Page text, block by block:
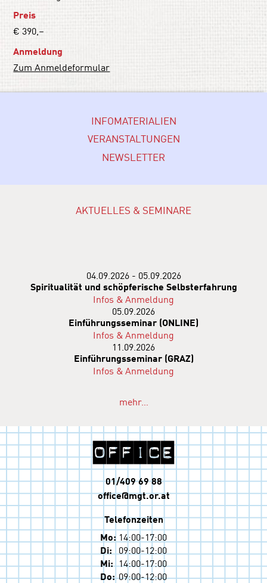
Preis
€ 390,–
Anmeldung
Zum Anmeldeformular
INFOMATERIALIEN
VERANSTALTUNGEN
NEWSLETTER
AKTUELLES & SEMINARE
04.09.2026 - 05.09.2026
Spiritualität und schöpferische Selbsterfahrung
Infos & Anmeldung
05.09.2026
Einführungsseminar (ONLINE)
Infos & Anmeldung
11.09.2026
Einführungsseminar (GRAZ)
Infos & Anmeldung
mehr…
01/409 69 88
office@mgt.or.at
Telefonzeiten
Mo
14:00-17:00
Di 09:00-12:00
Mi 14:00-17:00
Do 09:00-12:00